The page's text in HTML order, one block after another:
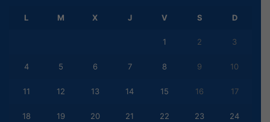
L M X J V S D
1 2 3
4 5 6 7 8 9 10
11 12 13 14 15 16 17
18 19 20 21 22 23 24